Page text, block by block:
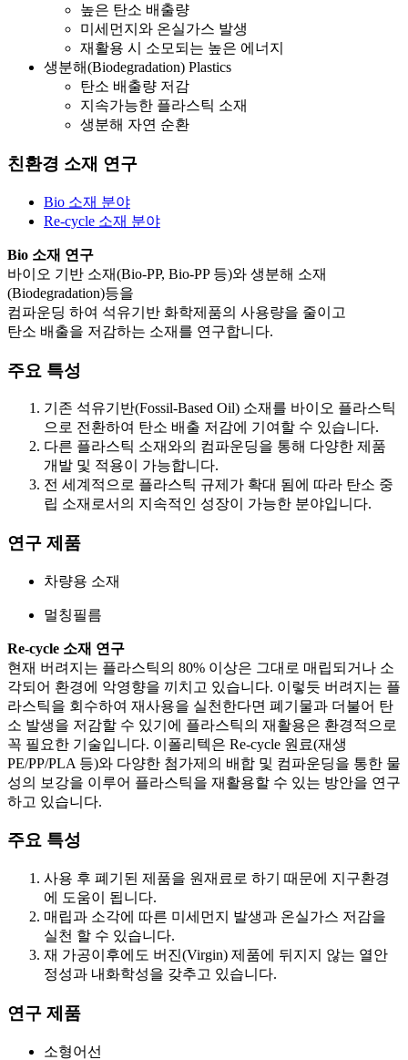
높은 탄소 배출량
미세먼지와 온실가스 발생
재활용 시 소모되는 높은 에너지
생분해(Biodegradation) Plastics
탄소 배출량 저감
지속가능한 플라스틱 소재
생분해 자연 순환
친환경 소재 연구
Bio 소재 분야
Re-cycle 소재 분야
Bio 소재 연구
바이오 기반 소재(Bio-PP, Bio-PP 등)와 생분해 소재
(Biodegradation)등을
컴파운딩 하여 석유기반 화학제품의 사용량을 줄이고
탄소 배출을 저감하는 소재를 연구합니다.
주요 특성
기존 석유기반(Fossil-Based Oil) 소재를 바이오 플라스틱
으로 전환하여 탄소 배출 저감에 기여할 수 있습니다.
다른 플라스틱 소재와의 컴파운딩을 통해 다양한 제품
개발 및 적용이 가능합니다.
전 세계적으로 플라스틱 규제가 확대 됨에 따라 탄소 중
립 소재로서의 지속적인 성장이 가능한 분야입니다.
연구 제품
차량용 소재
멀칭필름
Re-cycle 소재 연구
현재 버려지는 플라스틱의 80% 이상은 그대로 매립되거나 소
각되어 환경에 악영향을 끼치고 있습니다. 이렇듯 버려지는 플
라스틱을 회수하여 재사용을 실천한다면 폐기물과 더불어 탄
소 발생을 저감할 수 있기에 플라스틱의 재활용은 환경적으로
꼭 필요한 기술입니다. 이폴리텍은 Re-cycle 원료(재생
PE/PP/PLA 등)와 다양한 첨가제의 배합 및 컴파운딩을 통한 물
성의 보강을 이루어 플라스틱을 재활용할 수 있는 방안을 연구
하고 있습니다.
주요 특성
사용 후 폐기된 제품을 원재료로 하기 때문에 지구환경
에 도움이 됩니다.
매립과 소각에 따른 미세먼지 발생과 온실가스 저감을
실천 할 수 있습니다.
재 가공이후에도 버진(Virgin) 제품에 뒤지지 않는 열안
정성과 내화학성을 갖추고 있습니다.
연구 제품
소형어선